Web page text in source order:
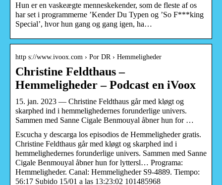
Hun er en vaskeægte menneskekender, som de fleste af os
har set i programmerne ’Kender Du Typen og ’So F***king
Special’, hvor hun gang og gang igen, ha…
http s://www.ivoox.com › Por DR › Hemmeligheder
Christine Feldthaus –
Hemmeligheder – Podcast en iVoox
15. jan. 2023 — Christine Feldthaus går med kløgt og
skarphed ind i hemmelighedernes forunderlige univers.
Sammen med Sanne Cigale Benmouyal åbner hun for …
Escucha y descarga los episodios de Hemmeligheder gratis.
Christine Feldthaus går med kløgt og skarphed ind i
hemmelighedernes forunderlige univers. Sammen med Sanne
Cigale Benmouyal åbner hun for lyttersl… Programa:
Hemmeligheder. Canal: Hemmeligheder S9-4889. Tiempo:
56:17 Subido 15/01 a las 13:23:02 101485968